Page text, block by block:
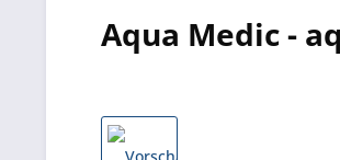
Aqua Medic -